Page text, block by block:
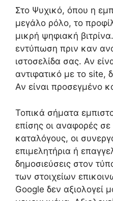
Στο Ψυχικό, όπου η
μεγάλο ρόλο, το
μικρή ψηφιακή
εντύπωση πριν καν
ιστοσελίδα σας. Αν
αντιφατικό με το site,
Αν είναι προσεγμένο
Τοπικά σήματα
επίσης οι αναφορές σε
καταλόγους, οι
επιμελητήρια ή
δημοσιεύσεις στον
των στοιχείων
Google δεν αξιολογεί